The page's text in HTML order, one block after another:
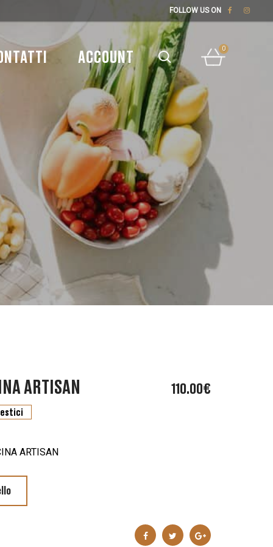
FOLLOW US ON
ACCOUNT
0
ARTISAN 110.00€
ARTISAN